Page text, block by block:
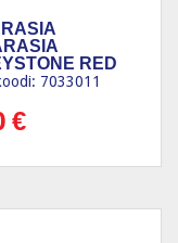
RED
7033011
€